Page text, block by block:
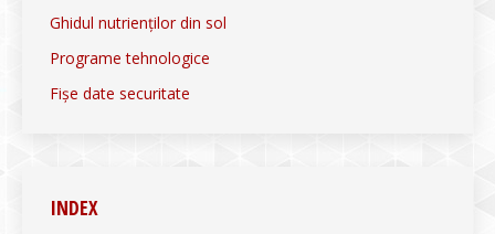
Ghidul nutrienților din sol
Programe tehnologice
Fișe date securitate
INDEX